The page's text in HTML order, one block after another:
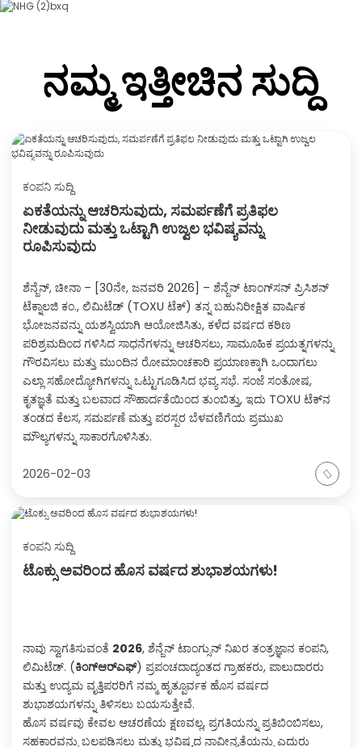
ನಮ್ಮ ಇತ್ತೀಚಿನ ಸುದ್ದಿ
ಕಂಪನಿ ಸುದ್ದಿ
ಏಕತೆಯನ್ನು ಆಚರಿಸುವುದು, ಸಮರ್ಪಣೆಗೆ ಪ್ರತಿಫಲ
ನೀಡುವುದು ಮತ್ತು ಒಟ್ಟಾಗಿ ಉಜ್ವಲ ಭವಿಷ್ಯವನ್ನು
ರೂಪಿಸುವುದು
ಶೆನ್ಜೆನ್, ಚೀನಾ – [30ನೇ, ಜನವರಿ 2026] – ಶೆನ್ಜೆನ್ ಟಾಂಗ್‌ಸನ್ ಪ್ರಿಸಿಶನ್
ಟೆಕ್ನಾಲಜಿ ಕಂ., ಲಿಮಿಟೆಡ್ (TOXU ಟೆಕ್) ತನ್ನ ಬಹುನಿರೀಕ್ಷಿತ ವಾರ್ಷಿಕ
ಭೋಜನವನ್ನು ಯಶಸ್ವಿಯಾಗಿ ಆಯೋಜಿಸಿತು, ಕಳೆದ ವರ್ಷದ ಕಠಿಣ
ಪರಿಶ್ರಮದಿಂದ ಗಳಿಸಿದ ಸಾಧನೆಗಳನ್ನು ಆಚರಿಸಲು, ಸಾಮೂಹಿಕ ಪ್ರಯತ್ನಗಳನ್ನು
ಗೌರವಿಸಲು ಮತ್ತು ಮುಂದಿನ ರೋಮಾಂಚಕಾರಿ ಪ್ರಯಾಣಕ್ಕಾಗಿ ಒಂದಾಗಲು
ಎಲ್ಲಾ ಸಹೋದ್ಯೋಗಿಗಳನ್ನು ಒಟ್ಟುಗೂಡಿಸಿದ ಭವ್ಯ ಸಭೆ. ಸಂಜೆ ಸಂತೋಷ,
ಕೃತಜ್ಞತೆ ಮತ್ತು ಬಲವಾದ ಸೌಹಾರ್ದತೆಯಿಂದ ತುಂಬಿತ್ತು, ಇದು TOXU ಟೆಕ್‌ನ
ತಂಡದ ಕೆಲಸ, ಸಮರ್ಪಣೆ ಮತ್ತು ಪರಸ್ಪರ ಬೆಳವಣಿಗೆಯ ಪ್ರಮುಖ
ಮೌಲ್ಯಗಳನ್ನು ಸಾಕಾರಗೊಳಿಸಿತು.
2026-02-03
ಕಂಪನಿ ಸುದ್ದಿ
ಟೊಕ್ಸು ಅವರಿಂದ ಹೊಸ ವರ್ಷದ ಶುಭಾಶಯಗಳು!
ನಾವು ಸ್ವಾಗತಿಸುವಂತೆ 2026, ಶೆನ್ಜೆನ್ ಟಾಂಗ್ಸುನ್ ನಿಖರ ತಂತ್ರಜ್ಞಾನ ಕಂಪನಿ,
ಲಿಮಿಟೆಡ್. (ಕಿಂಗ್‌ಆರ್‌ಎಫ್) ಪ್ರಪಂಚದಾದ್ಯಂತದ ಗ್ರಾಹಕರು, ಪಾಲುದಾರರು
ಮತ್ತು ಉದ್ಯಮ ವೃತ್ತಿಪರರಿಗೆ ನಮ್ಮ ಹೃತ್ಪೂರ್ವಕ ಹೊಸ ವರ್ಷದ
ಶುಭಾಶಯಗಳನ್ನು ತಿಳಿಸಲು ಬಯಸುತ್ತೇವೆ.
ಹೊಸ ವರ್ಷವು ಕೇವಲ ಆಚರಣೆಯ ಕ್ಷಣವಲ್ಲ, ಪ್ರಗತಿಯನ್ನು ಪ್ರತಿಬಿಂಬಿಸಲು,
ಸಹಕಾರವನ್ನು ಬಲಪಡಿಸಲು ಮತ್ತು ಭವಿಷ್ಯದ ನಾವೀನ್ಯತೆಯನ್ನು ಎದುರು